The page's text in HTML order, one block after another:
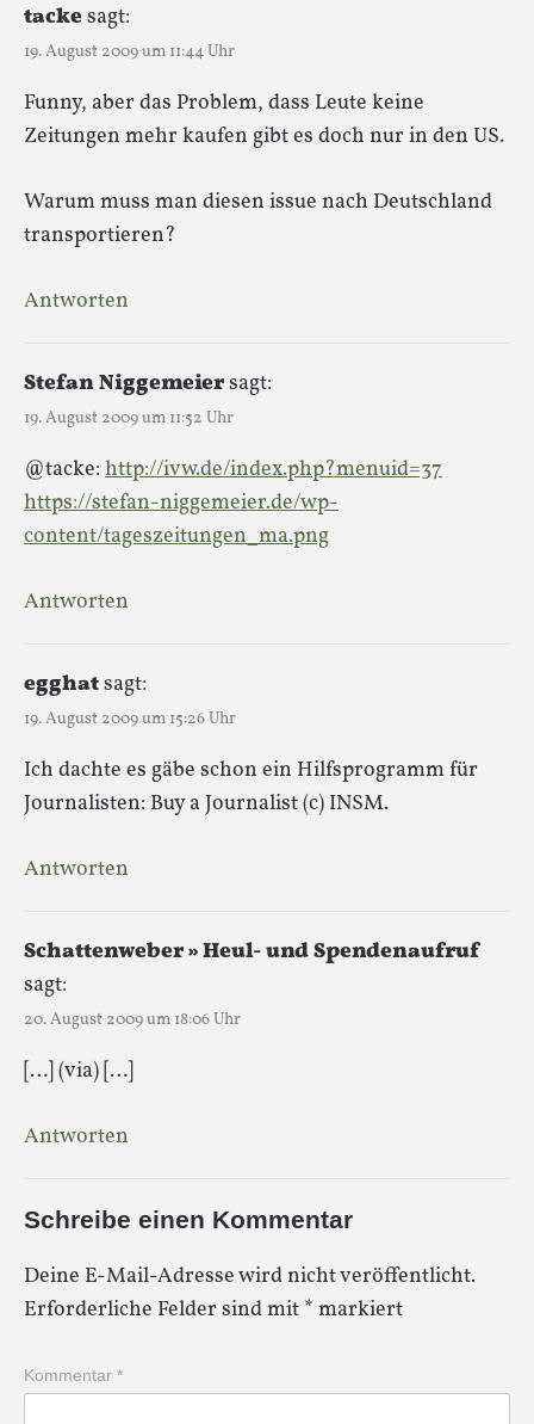
tackesagt:
19. August 2009 um 11:44 Uhr
Funny, aber das Problem, dass Leute keine
Zeitungen mehr kaufen gibt es doch nur in den US.
Warum muss man diesen issue nach Deutschland
transportieren?
Antworten
Stefan Niggemeiersagt:
19. August 2009 um 11:52 Uhr
@tacke: http://ivw.de/index.php?menuid=37
https://stefan-niggemeier.de/wp-
content/tageszeitungen_ma.png
Antworten
egghatsagt:
19. August 2009 um 15:26 Uhr
Ich dachte es gäbe schon ein Hilfsprogramm für
Journalisten: Buy a Journalist (c) INSM.
Antworten
Schattenweber » Heul- und Spendenaufruf
sagt:
20. August 2009 um 18:06 Uhr
[…] (via) […]
Antworten
Schreibe einen Kommentar
Deine E-Mail-Adresse wird nicht veröffentlicht.
Erforderliche Felder sind mit * markiert
Kommentar *